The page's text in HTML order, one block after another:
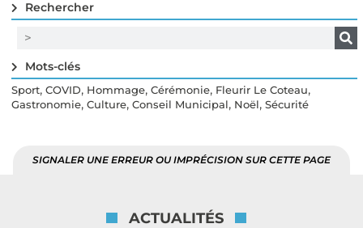
Rechercher
Mots-clés
Sport, COVID, Hommage, Cérémonie, Fleurir Le Coteau,
Gastronomie, Culture, Conseil Municipal, Noël, Sécurité
SIGNALER UNE ERREUR OU IMPRÉCISION SUR CETTE PAGE
ACTUALITÉS